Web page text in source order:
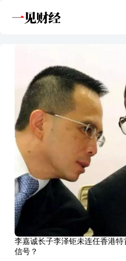
李嘉诚长子李泽钜未连任香港特
信号？